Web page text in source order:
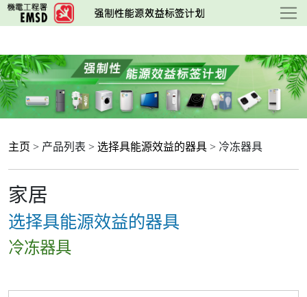
跳
至
要
内
容
主页 > 产品列表 > 选择具能源效益的器具 > 冷冻器具
家居
选择具能源效益的器具
冷冻器具